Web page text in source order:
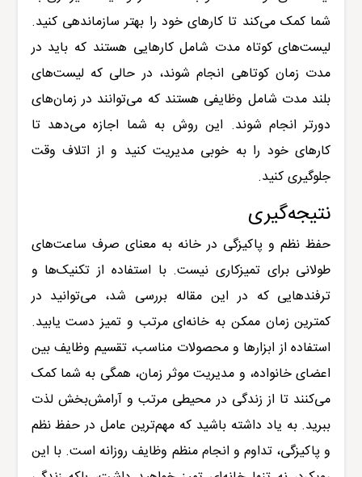
شما کمک می‌کند تا کارهای خود را بهتر سازماندهی کنید.
لیست‌های کوتاه مدت شامل کارهایی هستند که باید در
مدت زمان کوتاهی انجام شوند، در حالی که لیست‌های
بلند مدت شامل وظایفی هستند که می‌توانند در زمان‌های
دورتر انجام شوند. این روش به شما اجازه می‌دهد تا
کارهای خود را به خوبی مدیریت کنید و از اتلاف وقت
جلوگیری کنید.
نتیجه‌گیری
حفظ نظم و پاکیزگی در خانه به معنای صرف ساعت‌های
طولانی برای تمیزکاری نیست. با استفاده از تکنیک‌ها و
ترفندهایی که در این مقاله بررسی شد، می‌توانید در
کمترین زمان ممکن به خانه‌ای مرتب و تمیز دست یابید.
استفاده از ابزارها و محصولات مناسب، تقسیم وظایف بین
اعضای خانواده، و مدیریت موثر زمان، همگی به شما کمک
می‌کنند تا از زندگی در محیطی مرتب و آرامش‌بخش لذت
ببرید. به یاد داشته باشید که مهم‌ترین عامل در حفظ نظم
و پاکیزگی، تداوم و انجام منظم وظایف روزانه است. با این